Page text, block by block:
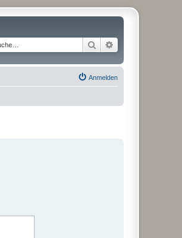
Suche
Anmelden